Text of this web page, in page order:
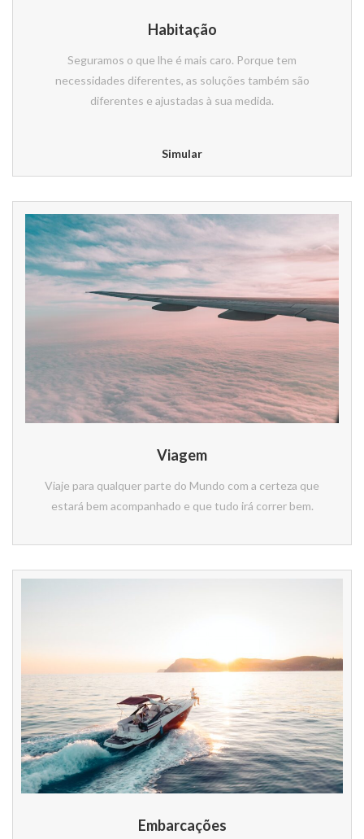
Habitação
Seguramos o que lhe é mais caro. Porque tem
necessidades diferentes, as soluções também são
diferentes e ajustadas à sua medida.
Simular
Viagem
Viaje para qualquer parte do Mundo com a certeza que
estará bem acompanhado e que tudo irá correr bem.
Embarcações